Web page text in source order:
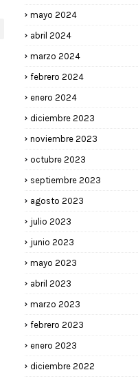
mayo 2024
abril 2024
marzo 2024
febrero 2024
enero 2024
diciembre 2023
noviembre 2023
octubre 2023
septiembre 2023
agosto 2023
julio 2023
junio 2023
mayo 2023
abril 2023
marzo 2023
febrero 2023
enero 2023
diciembre 2022